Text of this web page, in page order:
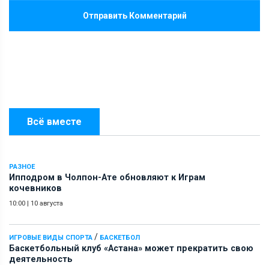
Всё вместе
РАЗНОЕ
Ипподром в Чолпон-Ате обновляют к Играм
кочевников
10:00 | 10 августа
ИГРОВЫЕ ВИДЫ СПОРТА / БАСКЕТБОЛ
Баскетбольный клуб «Астана» может прекратить свою
деятельность
Отправить Комментарий